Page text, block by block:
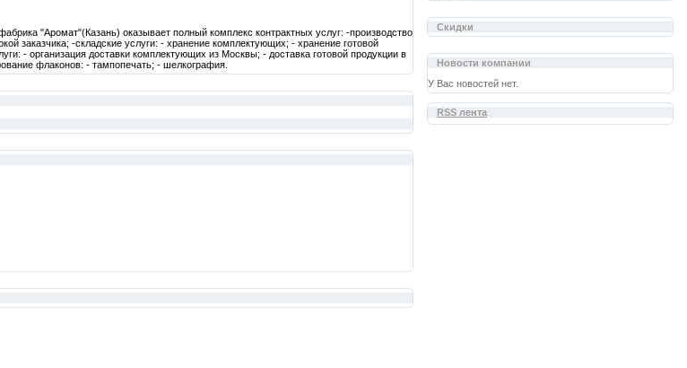
"Аромат"(Казань) оказывает полный комплекс контрактных услуг: -производство
заказчика; -складские услуги: - хранение комплектующих; - хранение готовой
- организация доставки комплектующих из Москвы; - доставка готовой продукции в
флаконов: - тампопечать; - шелкография.
Скидки
Новости компании
У Вас новостей нет.
RSS лента